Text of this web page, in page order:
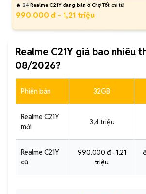
🔥 24 Realme C21Y đang bán ở Chợ Tốt chỉ từ
990.000 đ - 1,21 triệu
Realme C21Y giá bao nhiêu
08/2026?
Phiên bản 32GB
Realme C21Y
mới
3,4 triệu
Realme C21Y
cũ
990.000 đ - 1,21
triệu